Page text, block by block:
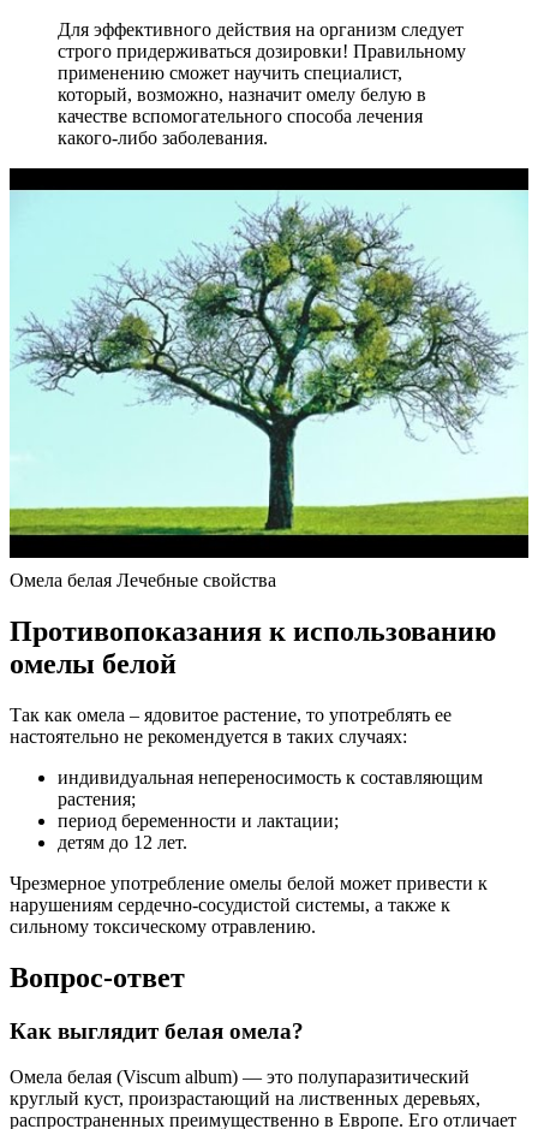
Для эффективного действия на организм следует
строго придерживаться дозировки! Правильному
применению сможет научить специалист,
который, возможно, назначит омелу белую в
качестве вспомогательного способа лечения
какого-либо заболевания.
Омела белая Лечебные свойства
Противопоказания к использованию
омелы белой
Так как омела – ядовитое растение, то употреблять ее
настоятельно не рекомендуется в таких случаях:
индивидуальная непереносимость к составляющим
растения;
период беременности и лактации;
детям до 12 лет.
Чрезмерное употребление омелы белой может привести к
нарушениям сердечно-сосудистой системы, а также к
сильному токсическому отравлению.
Вопрос-ответ
Как выглядит белая омела?
Омела белая (Viscum album) — это полупаразитический
круглый куст, произрастающий на лиственных деревьях,
распространенных преимущественно в Европе. Его отличает